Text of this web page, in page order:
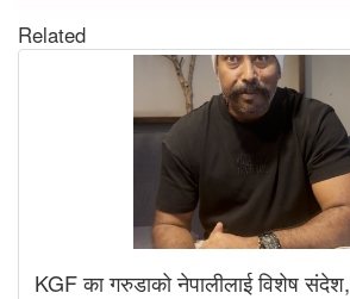
Related
KGF का गरुडाको नेपालीलाई विशेष संदेश,